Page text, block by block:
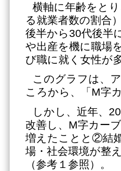
横軸に年齢をと
る就業者数の割合
後半から30代後半
や出産を機に職場
び職に就く女性が
このグラフは、
ころから、「M字
しかし、近年、
改善し、M字カー
増えたことと②結
場・社会環境が整
（参考１参照）。